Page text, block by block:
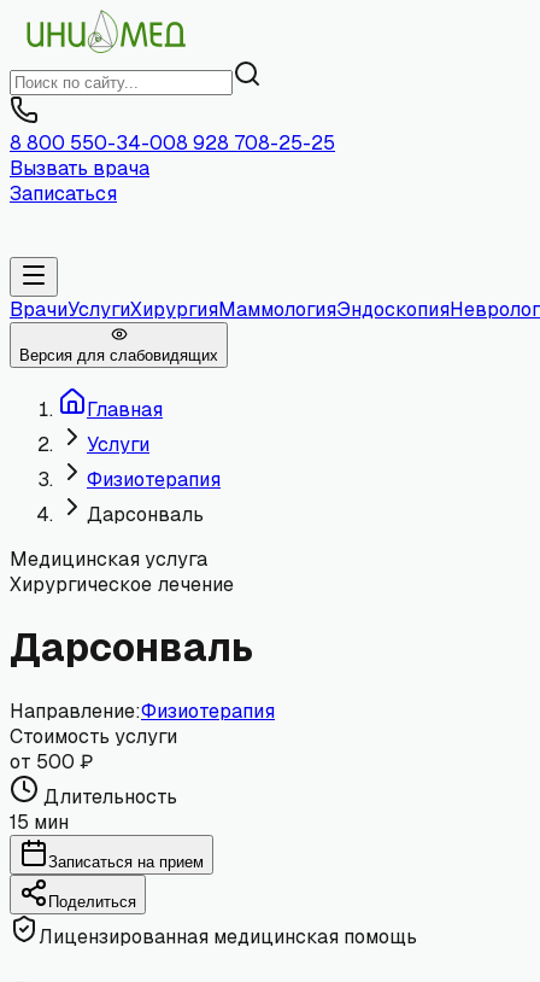
8 800 550-34-008 928 708-25-25
Вызвать врача
Записаться
ВрачиУслугиХирургияМаммологияЭндоскопия
Версия для слабовидящих
Главная
Услуги
Физиотерапия
Дарсонваль
Медицинская услуга
Хирургическое лечение
Дарсонваль
Направление:Физиотерапия
Стоимость услуги
от 500 ₽
Длительность
15 мин
Записаться на прием
Поделиться
Лицензированная медицинская помощь